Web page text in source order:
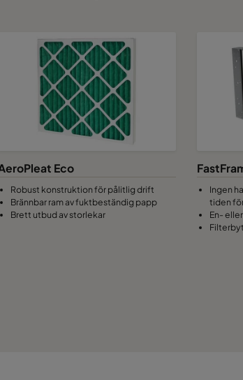
Eco
Robust konstruktion för pålitlig drift
Brännbar ram av fuktbeständig papp
Brett utbud av storlekar
Ingen
tiden
En-